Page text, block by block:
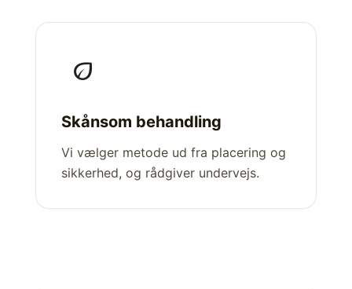
eco
Skånsom behandling
Vi vælger metode ud fra placering og
sikkerhed, og rådgiver undervejs.